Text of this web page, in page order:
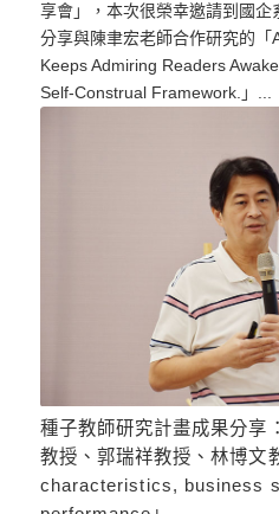
享會」，本次很榮幸邀請到國企
分享與陳聿宏老師合作研究的「
Keeps Admiring Readers
Self-Construal Framework.」...
種子教師研究計畫成果分享
教授、郭瑞祥教授、林博文
characteristics, business